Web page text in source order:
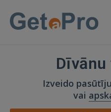
Izveido
vai